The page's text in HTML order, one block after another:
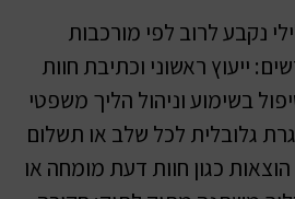
נקבע לרוב לפי מורכבות
ייעוץ ראשוני וכתיבת חוות
בשימוע וניהול הליך משפטי
גלובלית לכל שלב או תשלום
כגון חוות דעת מומחה או